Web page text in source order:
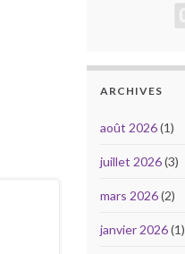
ARCHIVES
août 2026(1)
juillet 2026(3)
mars 2026(2)
janvier 2026(1)